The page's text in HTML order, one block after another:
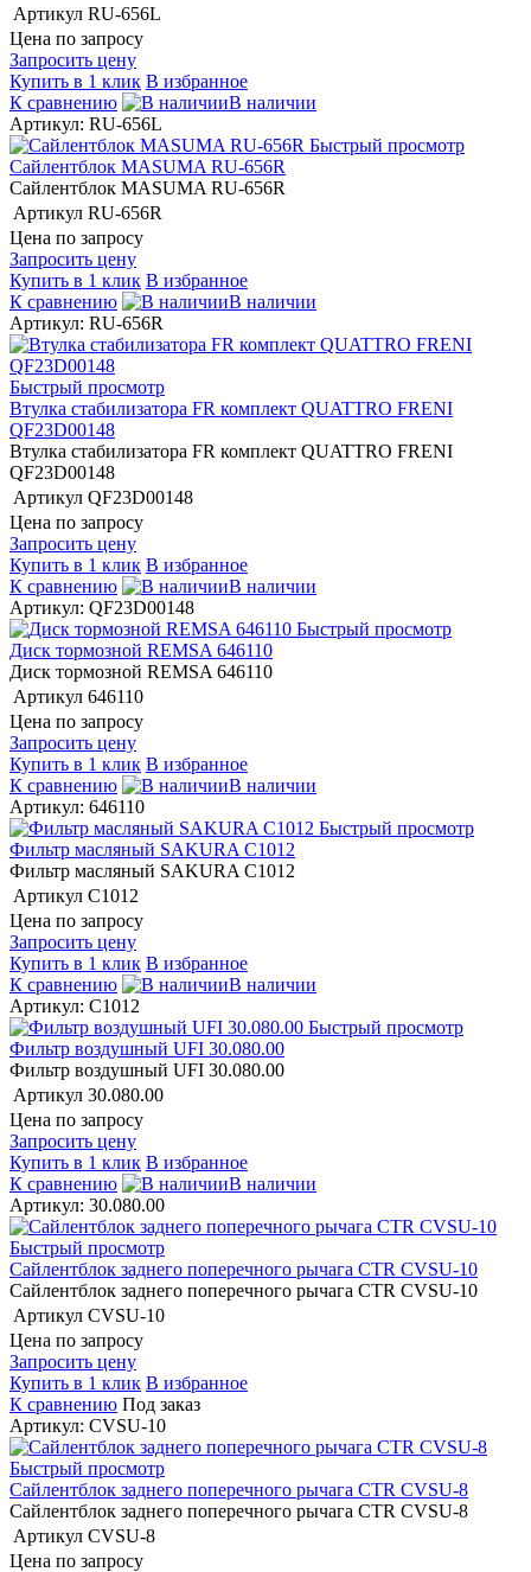
Артикул RU-656L
Цена по запросу
Запросить цену
Купить в 1 клик В избранное
К сравнению
В наличии
Артикул: RU-656L
Быстрый просмотр
Сайлентблок MASUMA RU-656R
Сайлентблок MASUMA RU-656R
Артикул RU-656R
Цена по запросу
Запросить цену
Купить в 1 клик В избранное
К сравнению
В наличии
Артикул: RU-656R
Быстрый просмотр
Втулка стабилизатора FR комплект QUATTRO FRENI
QF23D00148
Втулка стабилизатора FR комплект QUATTRO FRENI
QF23D00148
Артикул QF23D00148
Цена по запросу
Запросить цену
Купить в 1 клик В избранное
К сравнению
В наличии
Артикул: QF23D00148
Быстрый просмотр
Диск тормозной REMSA 646110
Диск тормозной REMSA 646110
Артикул 646110
Цена по запросу
Запросить цену
Купить в 1 клик В избранное
К сравнению
В наличии
Артикул: 646110
Быстрый просмотр
Фильтр масляный SAKURA C1012
Фильтр масляный SAKURA C1012
Артикул C1012
Цена по запросу
Запросить цену
Купить в 1 клик В избранное
К сравнению
В наличии
Артикул: C1012
Быстрый просмотр
Фильтр воздушный UFI 30.080.00
Фильтр воздушный UFI 30.080.00
Артикул 30.080.00
Цена по запросу
Запросить цену
Купить в 1 клик В избранное
К сравнению
В наличии
Артикул: 30.080.00
Быстрый просмотр
Сайлентблок заднего поперечного рычага CTR CVSU-10
Сайлентблок заднего поперечного рычага CTR CVSU-10
Артикул CVSU-10
Цена по запросу
Запросить цену
Купить в 1 клик В избранное
К сравнению Под заказ
Артикул: CVSU-10
Быстрый просмотр
Сайлентблок заднего поперечного рычага CTR CVSU-8
Сайлентблок заднего поперечного рычага CTR CVSU-8
Артикул CVSU-8
Цена по запросу